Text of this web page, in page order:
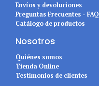
Envíos y devoluciones
Preguntas Frecuentes - FAQ
Catálogo de productos
Nosotros
Quiénes somos
Tienda Online
Testimonios de clientes